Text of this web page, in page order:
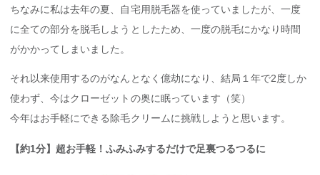
ちなみに私は去年の夏、自宅用脱毛器を使っていましたが、一度
に全ての部分を脱毛しようとしたため、一度の脱毛にかなり時間
がかかってしまいました。
それ以来使用するのがなんとなく億劫になり、結局１年で2度しか
使わず、今はクローゼットの奥に眠っています（笑）
今年はお手軽にできる除毛クリームに挑戦しようと思います。
【約1分】超お手軽！ふみふみするだけで足裏つるつるに